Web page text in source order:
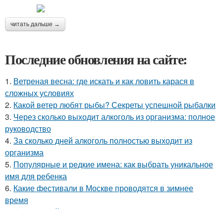
читать дальше →
Последние обновления на сайте:
1. Ветреная весна: где искать и как ловить карася в
сложных условиях
2. Какой ветер любят рыбы? Секреты успешной рыбалки
3. Через сколько выходит алкоголь из организма: полное
руководство
4. За сколько дней алкоголь полностью выходит из
организма
5. Популярные и редкие имена: как выбрать уникальное
имя для ребенка
6. Какие фестивали в Москве проводятся в зимнее
время